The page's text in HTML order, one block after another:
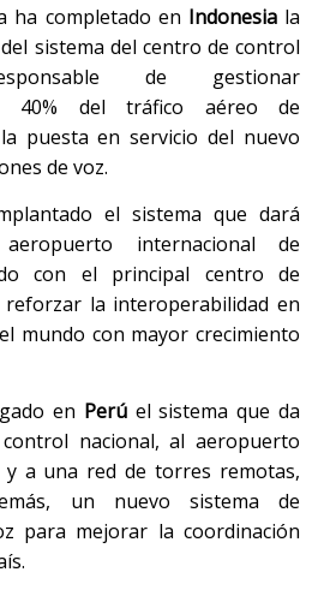
ha completado en Indonesiala
sistema del centro de control
de gestionar
40% del tráfico aéreo de
puesta en servicio del nuevo
de voz.
el sistema que dará
internacional de
con el principal centro de
la interoperabilidad en
mundo con mayor crecimiento
en Perúel sistema que da
nacional, al aeropuerto
y a una red de torres remotas,
un nuevo sistema de
para mejorar la coordinación